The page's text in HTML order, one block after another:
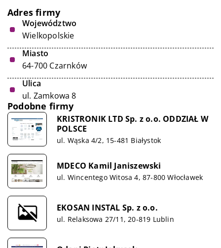
Adres firmy
Województwo
Wielkopolskie
Miasto
64-700 Czarnków
Ulica
ul. Zamkowa 8
Podobne firmy
KRISTRONIK LTD Sp. z o.o. ODDZIAŁ W
POLSCE
ul. Wąska 4/2, 15-481 Białystok
MDECO Kamil Janiszewski
ul. Wincentego Witosa 4, 87-800 Włocławek
EKOSAN INSTAL Sp. z o.o.
ul. Relaksowa 27/11, 20-819 Lublin